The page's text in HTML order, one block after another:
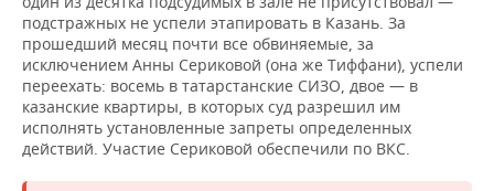
подстражных не успели этапировать в Казань. За
прошедший месяц почти все обвиняемые, за
исключением Анны Сериковой (она же Тиффани), успели
переехать: восемь в татарстанские СИЗО, двое — в
казанские квартиры, в которых суд разрешил им
исполнять установленные запреты определенных
действий. Участие Сериковой обеспечили по ВКС.